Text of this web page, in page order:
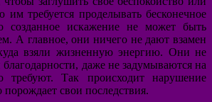
им требуется проделывать бесконечное
созданное искажение не может быть
А главное, они ничего не дают взамен
взяли жизненную энергию. Они не
даже не задумываются на
требуют. Так происходит нарушение
порождает свои последствия.